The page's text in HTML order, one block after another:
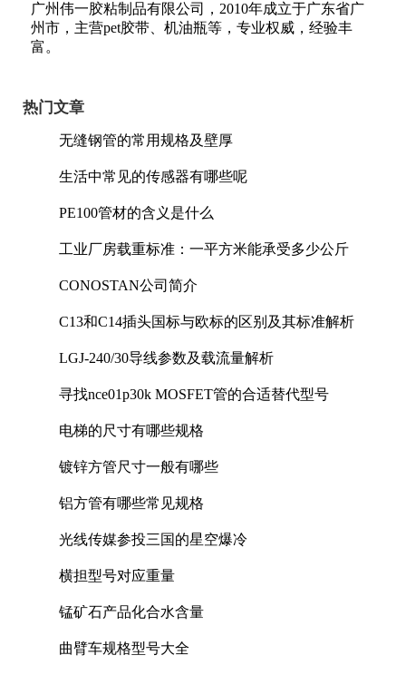
广州伟一胶粘制品有限公司，2010年成立于广东省广
州市，主营pet胶带、机油瓶等，专业权威，经验丰
富。
热门文章
无缝钢管的常用规格及壁厚
生活中常见的传感器有哪些呢
PE100管材的含义是什么
工业厂房载重标准：一平方米能承受多少公斤
CONOSTAN公司简介
C13和C14插头国标与欧标的区别及其标准解析
LGJ-240/30导线参数及载流量解析
寻找nce01p30k MOSFET管的合适替代型号
电梯的尺寸有哪些规格
镀锌方管尺寸一般有哪些
铝方管有哪些常见规格
光线传媒参投三国的星空爆冷
横担型号对应重量
锰矿石产品化合水含量
曲臂车规格型号大全